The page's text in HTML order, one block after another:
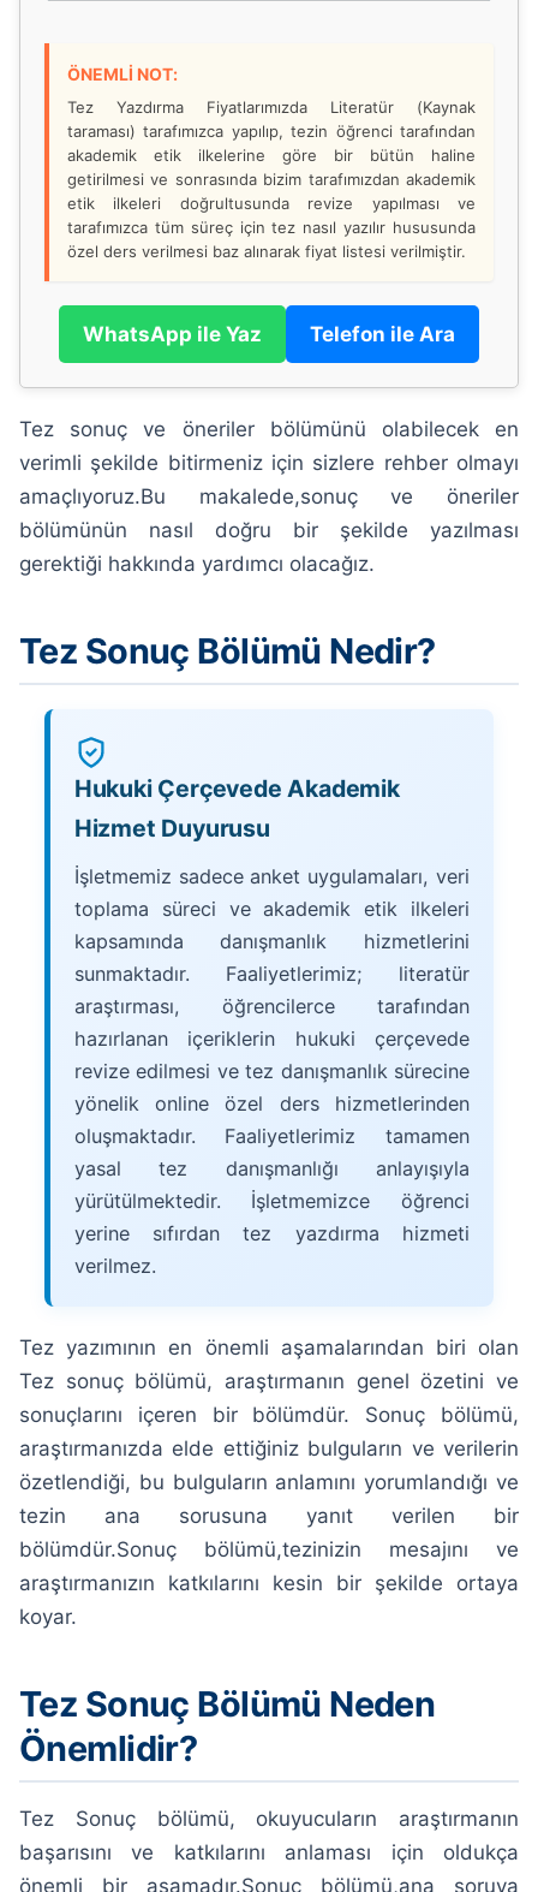
ÖNEMLİ NOT:
Tez Yazdırma Fiyatlarımızda Literatür (Kaynak
taraması) tarafımızca yapılıp, tezin öğrenci tarafından
akademik etik ilkelerine göre bir bütün haline
getirilmesi ve sonrasında bizim tarafımızdan akademik
etik ilkeleri doğrultusunda revize yapılması ve
tarafımızca tüm süreç için tez nasıl yazılır hususunda
özel ders verilmesi baz alınarak fiyat listesi verilmiştir.
WhatsApp ile Yaz Telefon ile Ara
Tez sonuç ve öneriler bölümünü olabilecek en
verimli şekilde bitirmeniz için sizlere rehber olmayı
amaçlıyoruz.Bu makalede,sonuç ve öneriler
bölümünün nasıl doğru bir şekilde yazılması
gerektiği hakkında yardımcı olacağız.
Tez Sonuç Bölümü Nedir?
Hukuki Çerçevede Akademik
Hizmet Duyurusu
İşletmemiz sadece anket uygulamaları, veri
toplama süreci ve akademik etik ilkeleri
kapsamında danışmanlık hizmetlerini
sunmaktadır. Faaliyetlerimiz; literatür
araştırması, öğrencilerce tarafından
hazırlanan içeriklerin hukuki çerçevede
revize edilmesi ve tez danışmanlık sürecine
yönelik online özel ders hizmetlerinden
oluşmaktadır. Faaliyetlerimiz tamamen
yasal tez danışmanlığı anlayışıyla
yürütülmektedir. İşletmemizce öğrenci
yerine sıfırdan tez yazdırma hizmeti
verilmez.
Tez yazımının en önemli aşamalarından biri olan
Tez sonuç bölümü, araştırmanın genel özetini ve
sonuçlarını içeren bir bölümdür. Sonuç bölümü,
araştırmanızda elde ettiğiniz bulguların ve verilerin
özetlendiği, bu bulguların anlamını yorumlandığı ve
tezin ana sorusuna yanıt verilen bir
bölümdür.Sonuç bölümü,tezinizin mesajını ve
araştırmanızın katkılarını kesin bir şekilde ortaya
koyar.
Tez Sonuç Bölümü Neden
Önemlidir?
Tez Sonuç bölümü, okuyucuların araştırmanın
başarısını ve katkılarını anlaması için oldukça
önemli bir aşamadır.Sonuç bölümü,ana soruya